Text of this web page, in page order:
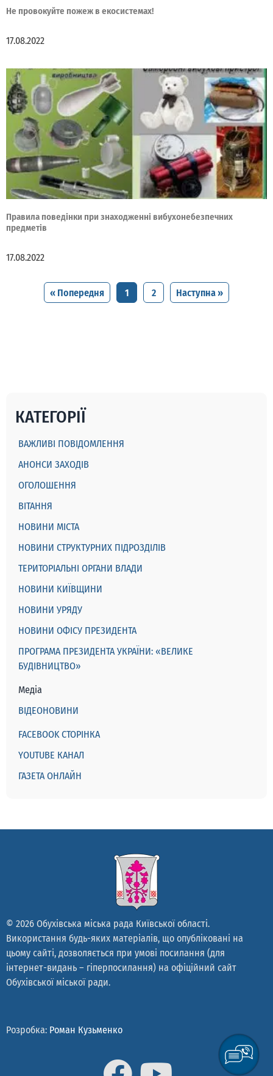
Не провокуйте пожеж в екосистемах!
17.08.2022
Правила поведінки при знаходженні вибухонебезпечних
предметів
17.08.2022
« Попередня 1 2 Наступна »
КАТЕГОРІЇ
ВАЖЛИВІ ПОВІДОМЛЕННЯ
АНОНСИ ЗАХОДІВ
ОГОЛОШЕННЯ
ВІТАННЯ
НОВИНИ МІСТА
НОВИНИ СТРУКТУРНИХ ПІДРОЗДІЛІВ
ТЕРИТОРІАЛЬНІ ОРГАНИ ВЛАДИ
НОВИНИ КИЇВЩИНИ
НОВИНИ УРЯДУ
НОВИНИ ОФІСУ ПРЕЗИДЕНТА
ПРОГРАМА ПРЕЗИДЕНТА УКРАЇНИ: «ВЕЛИКЕ
БУДІВНИЦТВО»
Медіа
ВІДЕОНОВИНИ
FACEBOOK СТОРІНКА
YOUTUBE КАНАЛ
ГАЗЕТА ОНЛАЙН
© 2026 Обухівська міська рада Київської області.
Використання будь-яких матеріалів, що опубліковані на
цьому сайті, дозволяється при умові посилання (для
інтернет-видань – гіперпосилання) на офіційний сайт
Обухівської міської ради.
Розробка: Роман Кузьменко